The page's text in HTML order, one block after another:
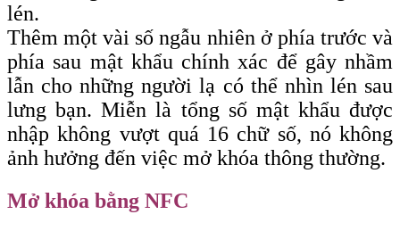
lén.
Thêm một vài số ngẫu nhiên ở phía trước và
phía sau mật khẩu chính xác để gây nhầm
lẫn cho những người lạ có thể nhìn lén sau
lưng bạn. Miễn là tổng số mật khẩu được
nhập không vượt quá 16 chữ số, nó không
ảnh hưởng đến việc mở khóa thông thường.
Mở khóa bằng NFC